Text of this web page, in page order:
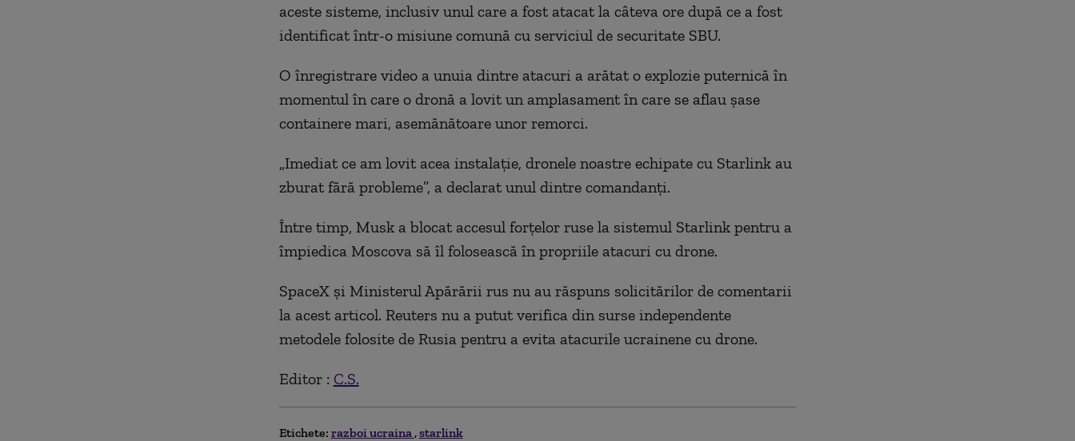
aceste sisteme, inclusiv unul care a fost atacat la câteva ore după ce a fost
identificat într-o misiune comună cu serviciul de securitate SBU.
O înregistrare video a unuia dintre atacuri a arătat o explozie puternică în
momentul în care o dronă a lovit un amplasament în care se aflau şase
containere mari, asemănătoare unor remorci.
„Imediat ce am lovit acea instalaţie, dronele noastre echipate cu Starlink au
zburat fără probleme”, a declarat unul dintre comandanţi.
Între timp, Musk a blocat accesul forţelor ruse la sistemul Starlink pentru a
împiedica Moscova să îl folosească în propriile atacuri cu drone.
SpaceX şi Ministerul Apărării rus nu au răspuns solicitărilor de comentarii
la acest articol. Reuters nu a putut verifica din surse independente
metodele folosite de Rusia pentru a evita atacurile ucrainene cu drone.
Editor : C.S.
Etichete: razboi ucraina starlink